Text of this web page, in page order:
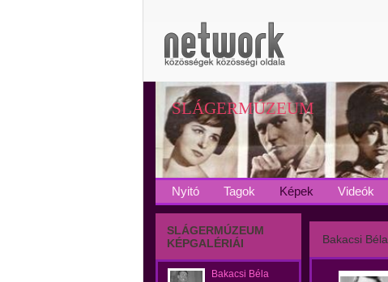
SLÁGERMÚZEUM
Nyitó Tagok Képek Videók
SLÁGERMÚZEUM
KÉPGALÉRIÁI
Bakacsi Béla
Bakacsi Béla